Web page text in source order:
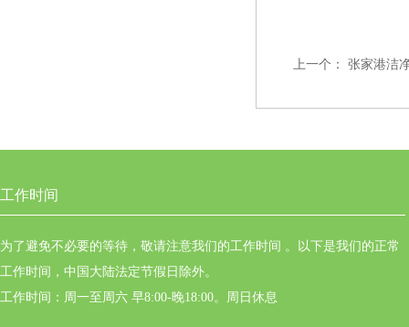
上一个： 张家港洁
工作时间
为了避免不必要的等待，敬请注意我们的工作时间 。以下是我们的正常
工作时间，中国大陆法定节假日除外。
工作时间：周一至周六 早8:00-晚18:00。周日休息